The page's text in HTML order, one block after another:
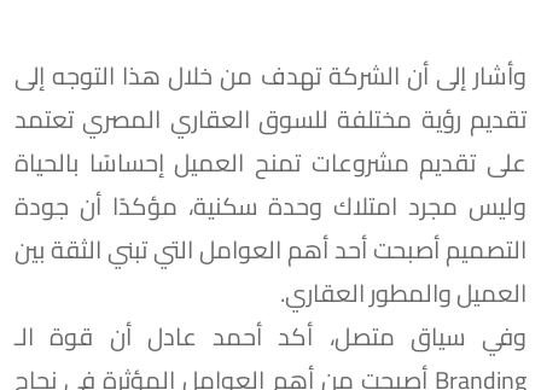
وأشار إلى أن الشركة تهدف من خلال هذا التوجه إلى
تقديم رؤية مختلفة للسوق العقاري المصري تعتمد
على تقديم مشروعات تمنح العميل إحساسًا بالحياة
وليس مجرد امتلاك وحدة سكنية، مؤكدًا أن جودة
التصميم أصبحت أحد أهم العوامل التي تبني الثقة بين
العميل والمطور العقاري.
وفي سياق متصل، أكد أحمد عادل أن قوة الـ
Branding أصبحت من أهم العوامل المؤثرة في نجاح